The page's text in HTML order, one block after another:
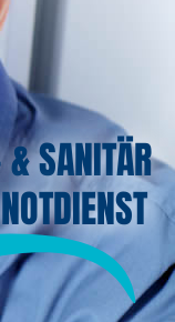
SANITÄR